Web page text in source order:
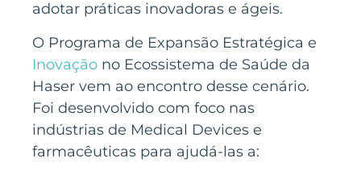
adotar práticas inovadoras e ágeis.
O Programa de Expansão Estratégica e
Inovação no Ecossistema de Saúde da
Haser vem ao encontro desse cenário.
Foi desenvolvido com foco nas
indústrias de Medical Devices e
farmacêuticas para ajudá-las a: